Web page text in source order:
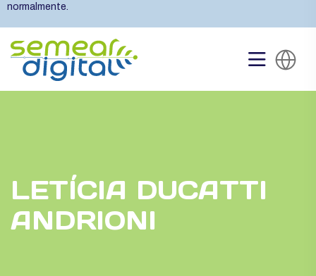
normalmente.
LETÍCIA DUCATTI
ANDRIONI